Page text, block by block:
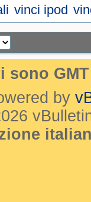
vinci ipod
sono
by